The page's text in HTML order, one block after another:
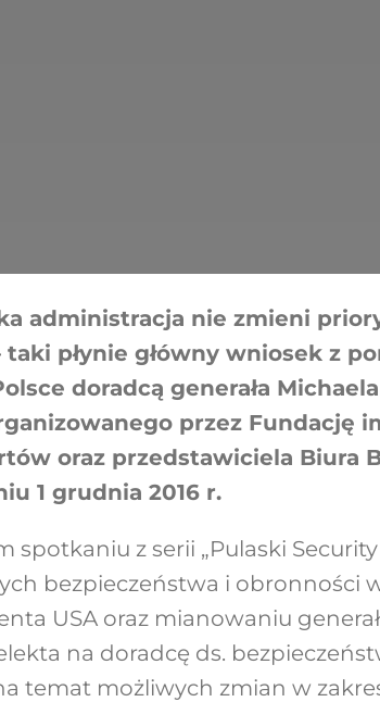
administracja nie zmieni
płynie główny wniosek z
doradcą generała
przez Fundację
oraz przedstawiciela Biura
1 grudnia 2016 r.
spotkaniu z serii „Pulaski
bezpieczeństwa i obronności
USA oraz mianowaniu
na doradcę ds.
temat możliwych zmian w